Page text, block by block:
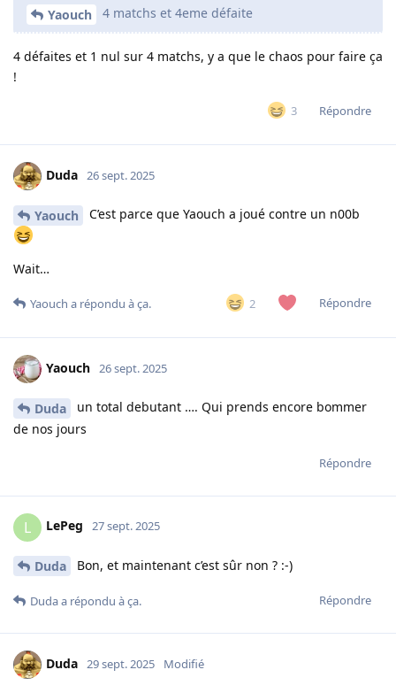
Yaouch 4 matchs et 4eme défaite
4 défaites et 1 nul sur 4 matchs, y a que le chaos pour faire ça
!
3 Répondre
Duda 26 sept. 2025
Yaouch C’est parce que Yaouch a joué contre un n00b
Wait…
2 Répondre
Yaouch a répondu à ça.
Yaouch 26 sept. 2025
Duda
un total debutant …. Qui prends encore bommer
de nos jours
Répondre
L LePeg 27 sept. 2025
Duda Bon, et maintenant c’est sûr non ? :-)
Répondre
Dudaa répondu à ça.
Duda 29 sept. 2025 Modifié